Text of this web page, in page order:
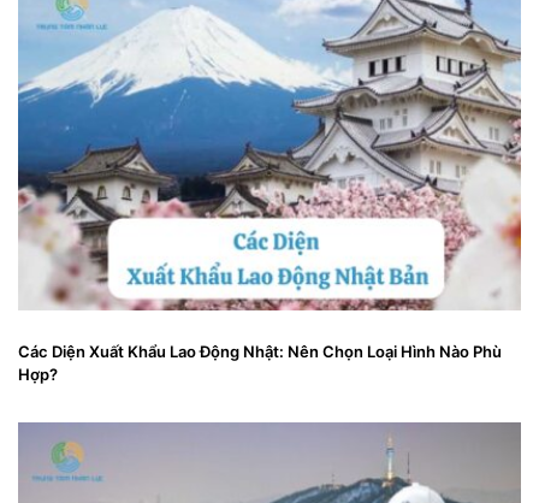
Các Diện Xuất Khẩu Lao Động Nhật: Nên Chọn Loại Hình Nào Phù
Hợp?